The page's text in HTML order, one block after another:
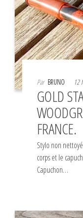
Par BRUNO 12
GOLD
FRANCE.
Stylo non
corps et le
Capuchon…